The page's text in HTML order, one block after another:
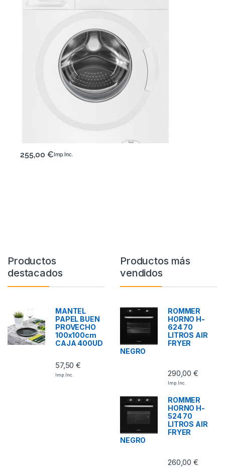
255,00€ Imp. Inc.
Productos
destacados
MANTEL
PAPEL BUEN
PROVECHO
100x100cm
CAJA 400UD
57,50€
Imp. Inc.
Productos más
vendidos
ROMMER
HORNO H-
624 70
LITROS AIR
FRYER
NEGRO
290,00€
Imp. Inc.
ROMMER
HORNO H-
524 70
LITROS AIR
FRYER
NEGRO
260,00€